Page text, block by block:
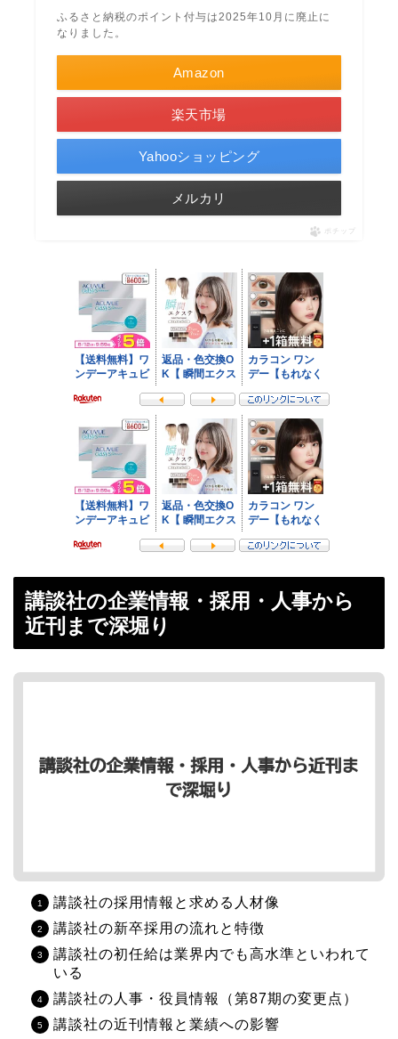
ふるさと納税のポイント付与は2025年10月に廃止に
なりました。
Amazon
楽天市場
Yahooショッピング
メルカリ
ポチップ
講談社の企業情報・採用・人事から
近刊まで深堀り
講談社の採用情報と求める人材像
講談社の新卒採用の流れと特徴
講談社の初任給は業界内でも高水準といわれて
いる
講談社の人事・役員情報（第87期の変更点）
講談社の近刊情報と業績への影響